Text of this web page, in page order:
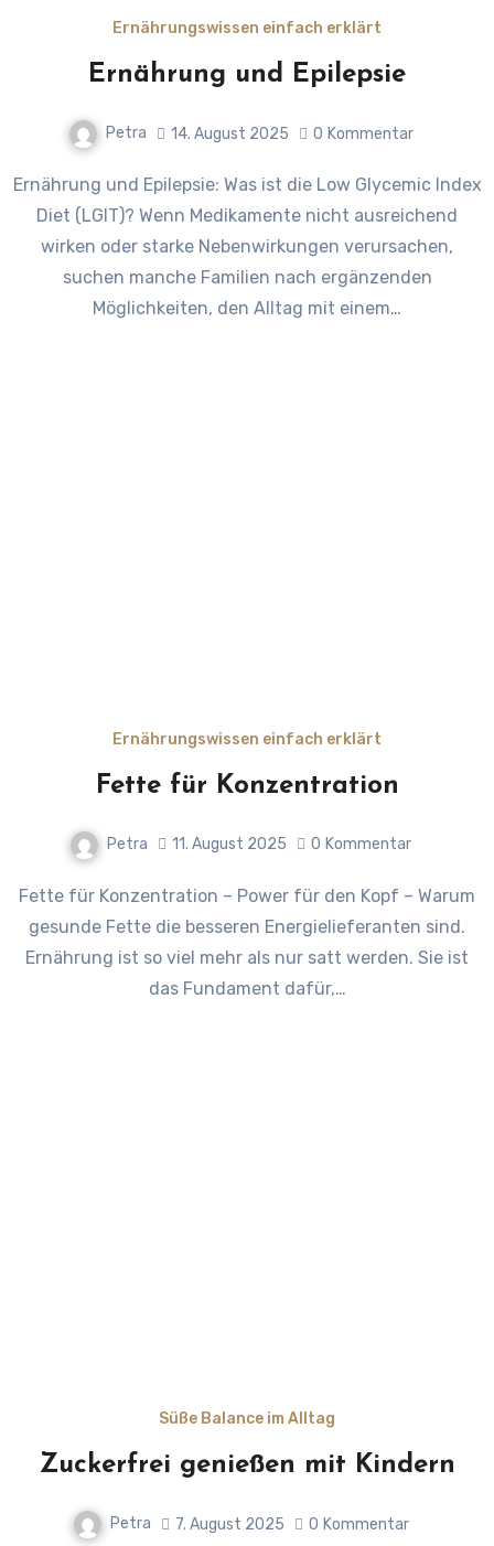
Ernährungswissen einfach erklärt
Ernährung und Epilepsie
Petra 14. August 2025 0 Kommentar
Ernährung und Epilepsie: Was ist die Low Glycemic Index
Diet (LGIT)? Wenn Medikamente nicht ausreichend
wirken oder starke Nebenwirkungen verursachen,
suchen manche Familien nach ergänzenden
Möglichkeiten, den Alltag mit einem…
Ernährungswissen einfach erklärt
Fette für Konzentration
Petra 11. August 2025 0 Kommentar
Fette für Konzentration – Power für den Kopf – Warum
gesunde Fette die besseren Energielieferanten sind.
Ernährung ist so viel mehr als nur satt werden. Sie ist
das Fundament dafür,…
Süße Balance im Alltag
Zuckerfrei genießen mit Kindern
Petra 7. August 2025 0 Kommentar